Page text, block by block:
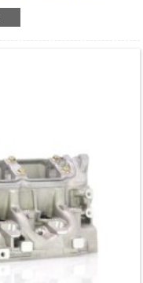
"højtforseglet
fem andre